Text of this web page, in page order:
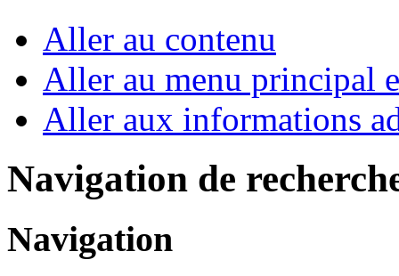
Aller au contenu
Aller au menu principal
Aller aux informations
Navigation de
Navigation